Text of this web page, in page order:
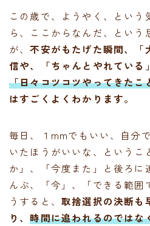
この歳で、ようやく、という
ら、ここからなんだ、という
が、不安がもたげた瞬間、「
信や、「ちゃんとやれている
「日々コツコツやってきたこ
はすごくよくわかります。
毎日、１mmでもいい、自分
いたほうがいいな、というこ
か」、「今度また」と後ろに
んぶ、「今」、「できる範囲
うすると、 取捨選択の決断も
り、時間に追われるのではな